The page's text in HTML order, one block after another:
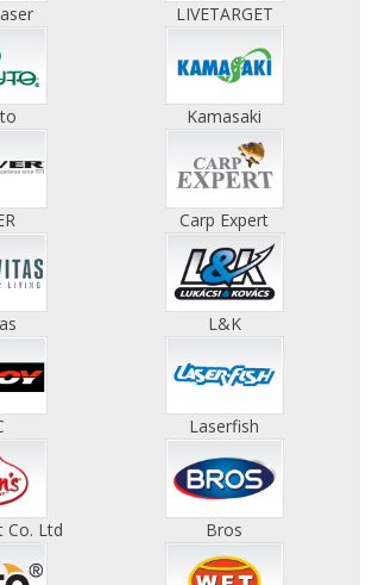
LIVETARGET
Kamasaki
Carp Expert
L&K
Laserfish
Co. Ltd Bros